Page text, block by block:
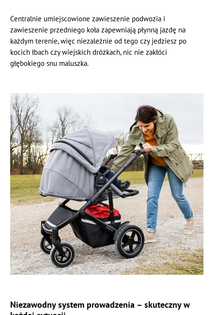
Centralnie umiejscowione zawieszenie podwozia i
zawieszenie przedniego koła zapewniają płynną jazdę na
każdym terenie, więc niezależnie od tego czy jedziesz po
kocich łbach czy wiejskich dróżkach, nic nie zakłóci
głębokiego snu maluszka.
Niezawodny system prowadzenia – skuteczny w